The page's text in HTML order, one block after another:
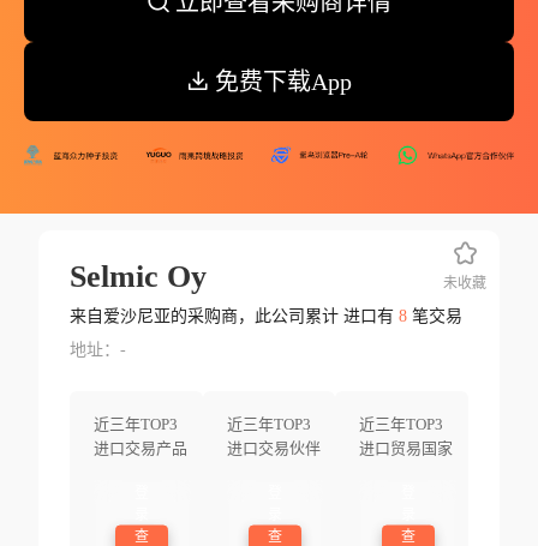
免费下载App
Selmic Oy
来自爱沙尼亚的采购商，此公司累计 进口有 8笔交易
地址：-
近三年TOP3
进口交易产品
查
近三年TOP3
进口交易伙伴
查
近三年TOP3
进口贸易国家
查
未收藏